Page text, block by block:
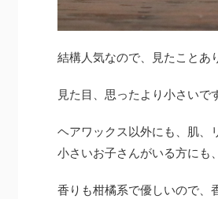
結構人気なので、見たことあ
見た目、思ったより小さい
ヘアワックス以外にも、肌、
小さいお子さんがいる方にも
香りも柑橘系で優しいので、